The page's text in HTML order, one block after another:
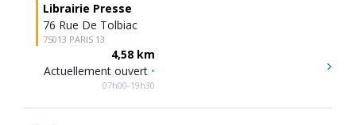
Librairie Presse
76 Rue De Tolbiac
75013 PARIS 13
4,58 km
Actuellement ouvert •
07h00-19h30